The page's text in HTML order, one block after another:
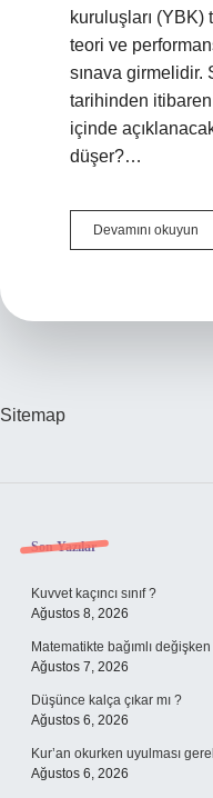
kuruluşları (YBK)
teori ve
sınava girmelidir.
tarihinden
içinde
düşer?…
Devamını okuyun
Sitemap
Sidebar
Son Yazılar
Kuvvet kaçıncı sınıf ?
Ağustos 8, 2026
Matematikte bağımlı
Ağustos 7, 2026
Düşünce kalça çıkar mı ?
Ağustos 6, 2026
Kur’an okurken uyulması
Ağustos 6, 2026